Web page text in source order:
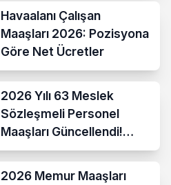
Havaalanı Çalışan
Maaşları 2026: Pozisyona
Göre Net Ücretler
2026 Yılı 63 Meslek
Sözleşmeli Personel
Maaşları Güncellendi!
Hesaplama Formülü ve
2026 Memur Maaşları